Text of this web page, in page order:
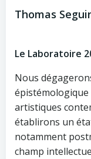
Thomas
Le Laboratoire
Nous
artistiques
établirons un
notamment
champ